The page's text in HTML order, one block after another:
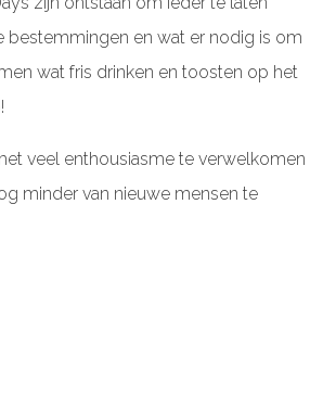
bestemmingen en wat er nodig is om
wat fris drinken en toosten op het
veel enthousiasme te verwelkomen
minder van nieuwe mensen te